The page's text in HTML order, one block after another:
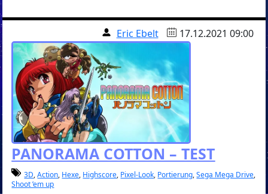
Eric Ebelt 17.12.2021 09:00
PANORAMA COTTON – TEST
3D,Action, Hexe, Highscore, Pixel-Look, Portierung,Sega Mega Drive,
Shoot ’em up